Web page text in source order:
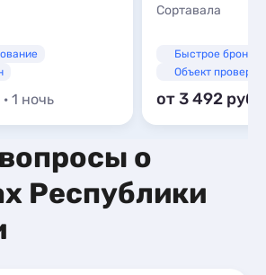
· 1 ночь
Сортавала
Быстрое
Объект проверен
от 3 492
о
Республики